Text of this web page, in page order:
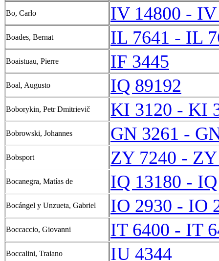
Bo, Carlo IV 14800 - IV
Boades, Bernat IL 7641 - IL
Boaistuau, Pierre IF 3445
Boal, Augusto IQ 89192
Boborykin, Petr Dmitrievič KI 3120 - KI
Bobrowski, Johannes GN 3261 -
Bobsport ZY 7240 -
Bocanegra, Matías de IQ 13180 -
Bocángel y Unzueta, Gabriel IO 2930 - IO
Boccaccio, Giovanni IT 6400 - IT
Boccalini, Traiano IU 4344